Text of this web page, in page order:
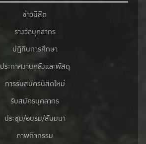
ข่าวนิสิต
รางวัลบุคลากร
ปฎิทินการศึกษา
ประกาศงานคลังและพัสดุ
การรับสมัครนิสิตใหม่
รับสมัครบุคลากร
ประชุม/อบรม/สัมมนา
ภาพกิจกรรม